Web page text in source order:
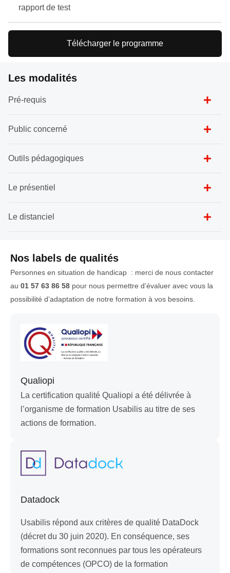
rapport de test
Télécharger le programme
Les modalités
Pré-requis
Public concerné
Outils pédagogiques
Le présentiel
Le distanciel
Nos labels de qualités
Personnes en situation de handicap : merci de nous contacter
au 01 57 63 86 58 pour nous permettre d’évaluer avec vous la
possibilité d’adaptation de notre formation à vos besoins.
Qualiopi
La certification qualité Qualiopi a été délivrée à
l’organisme de formation Usabilis au titre de ses
actions de formation.
Datadock
Usabilis répond aux critères de qualité DataDock
(décret du 30 juin 2020). En conséquence, ses
formations sont reconnues par tous les opérateurs
de compétences (OPCO) de la formation